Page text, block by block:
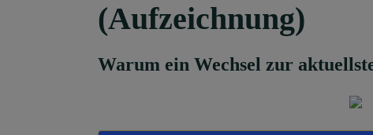
(Aufzeichnung)
Warum ein Wechsel zur